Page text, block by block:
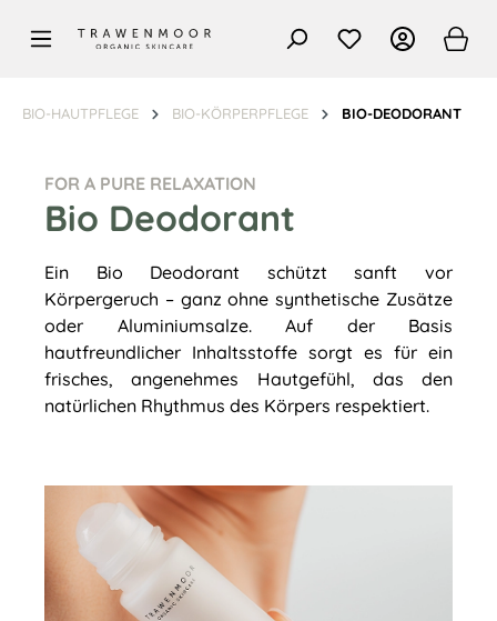
springen
BIO-HAUTPFLEGE BIO-KÖRPERPFLEGE BIO-DEODORANT
FOR A PURE RELAXATION
Bio Deodorant
Ein Bio Deodorant schützt sanft vor
Körpergeruch – ganz ohne synthetische Zusätze
oder Aluminiumsalze. Auf der Basis
hautfreundlicher Inhaltsstoffe sorgt es für ein
frisches, angenehmes Hautgefühl, das den
natürlichen Rhythmus des Körpers respektiert.